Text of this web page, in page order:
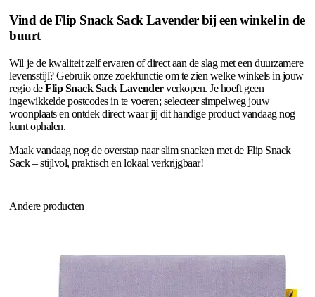
Vind de Flip Snack Sack Lavender bij een winkel in de
buurt
Wil je de kwaliteit zelf ervaren of direct aan de slag met een duurzamere
levensstijl? Gebruik onze zoekfunctie om te zien welke winkels in jouw
regio deFlip Snack Sack Lavenderverkopen. Je hoeft geen
ingewikkelde postcodes in te voeren; selecteer simpelweg jouw
woonplaats en ontdek direct waar jij dit handige product vandaag nog
kunt ophalen.
Maak vandaag nog de overstap naar slim snacken met de Flip Snack
Sack – stijlvol, praktisch en lokaal verkrijgbaar!
Andere producten